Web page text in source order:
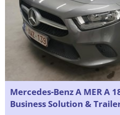
Mercedes-Benz A MER A
Business Solution &